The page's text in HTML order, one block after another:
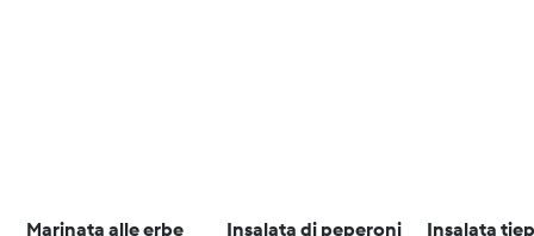
Marinata alle erbe Insalata di peperoni Insalata